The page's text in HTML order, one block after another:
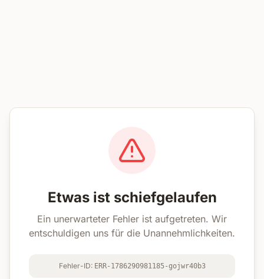
Etwas ist schiefgelaufen
Ein unerwarteter Fehler ist aufgetreten. Wir
entschuldigen uns für die Unannehmlichkeiten.
Fehler-ID: ERR-1786290981185-gojwr40b3